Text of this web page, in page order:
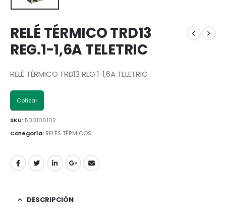
RELÉ TÉRMICO TRD13
REG.1-1,6A TELETRIC
RELÉ TÉRMICO TRD13 REG.1-1,6A TELETRIC
Cotizar
SKU: 500106102
Categoría: RELÉS TÉRMICOS
DESCRIPCIÓN